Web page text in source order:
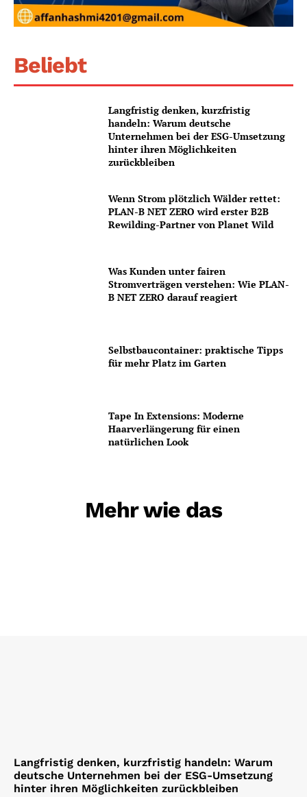
Beliebt
Langfristig denken, kurzfristig
handeln: Warum deutsche
Unternehmen bei der ESG-Umsetzung
hinter ihren Möglichkeiten
zurückbleiben
Wenn Strom plötzlich Wälder rettet:
PLAN-B NET ZERO wird erster B2B
Rewilding-Partner von Planet Wild
Was Kunden unter fairen
Stromverträgen verstehen: Wie PLAN-
B NET ZERO darauf reagiert
Selbstbaucontainer: praktische Tipps
für mehr Platz im Garten
Tape In Extensions: Moderne
Haarverlängerung für einen
natürlichen Look
Mehr wie das
Langfristig denken, kurzfristig handeln: Warum
deutsche Unternehmen bei der ESG-Umsetzung
hinter ihren Möglichkeiten zurückbleiben